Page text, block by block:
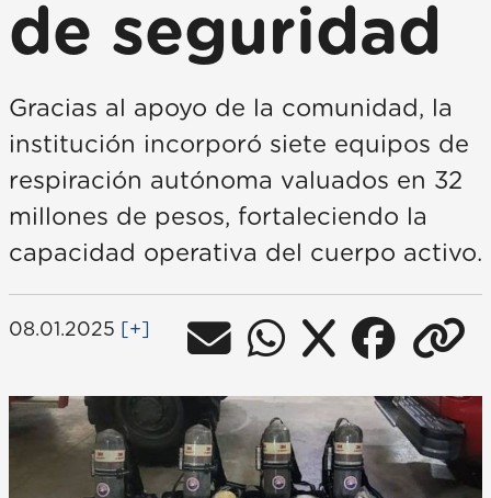
de seguridad
Gracias al apoyo de la comunidad, la
institución incorporó siete equipos de
respiración autónoma valuados en 32
millones de pesos, fortaleciendo la
capacidad operativa del cuerpo activo.
08.01.2025 [+]